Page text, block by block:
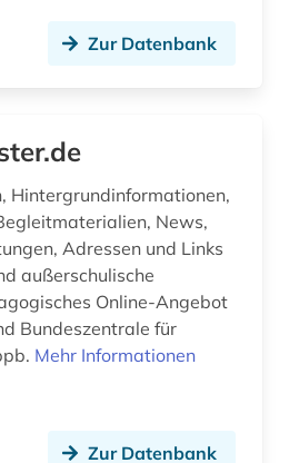
Zur Datenbank
Hintergrundinformationen,
News,
Adressen und Links
außerschulische
Online-Angebot
Bundeszentrale für
Mehr Informationen
Zur Datenbank